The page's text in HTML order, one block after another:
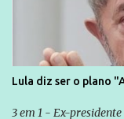
Lula diz ser o plano
3 em 1 - Ex-